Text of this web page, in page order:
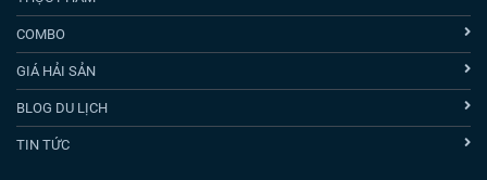
COMBO
GIÁ HẢI SẢN
BLOG DU LỊCH
TIN TỨC